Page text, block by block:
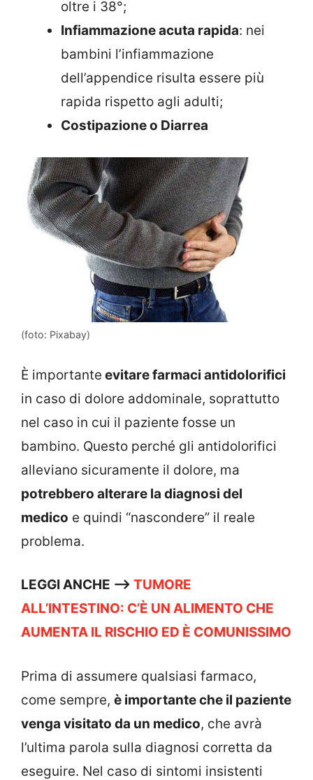
oltre i 38°;
Infiammazione acuta rapida: nei
bambini l’infiammazione
dell’appendice risulta essere più
rapida rispetto agli adulti;
Costipazione o Diarrea
(foto: Pixabay)
È importante evitare farmaci antidolorifici
in caso di dolore addominale, soprattutto
nel caso in cui il paziente fosse un
bambino. Questo perché gli antidolorifici
alleviano sicuramente il dolore, ma
potrebbero alterare la diagnosi del
medico e quindi “nascondere” il reale
problema.
LEGGI ANCHE –> TUMORE
ALL’INTESTINO: C’È UN ALIMENTO CHE
AUMENTA IL RISCHIO ED È COMUNISSIMO
Prima di assumere qualsiasi farmaco,
come sempre, è importante che il paziente
venga visitato da un medico, che avrà
l’ultima parola sulla diagnosi corretta da
eseguire. Nel caso di sintomi insistenti